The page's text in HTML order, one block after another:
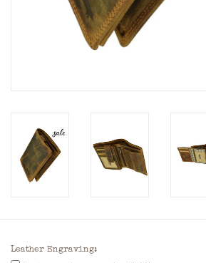
Leather Engraving: